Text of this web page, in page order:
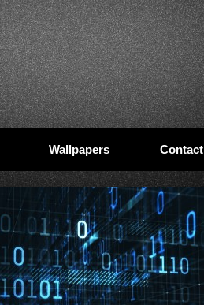
Wallpapers Contact